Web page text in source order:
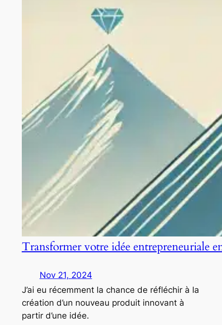
Transformer votre idée entrepreneuriale
Nov 21, 2024
J’ai eu récemment la chance de réfléchir à la
création d’un nouveau produit innovant à
partir d’une idée.